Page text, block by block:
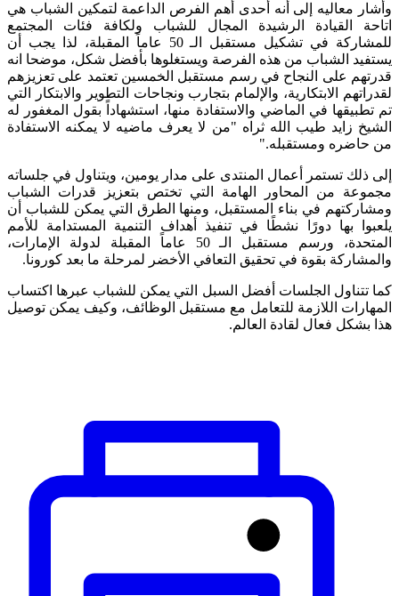
وأشار معاليه إلى أنه أحدى أهم الفرص الداعمة لتمكين الشباب هي
اتاحة القيادة الرشيدة المجال للشباب ولكافة فئات المجتمع
للمشاركة في تشكيل مستقبل الـ 50 عاماً المقبلة، لذا يجب أن
يستفيد الشباب من هذه الفرصة ويستغلوها بأفضل شكل، موضحا انه
قدرتهم على النجاح في رسم مستقبل الخمسين تعتمد على تعزيزهم
لقدراتهم الابتكارية، والإلمام بتجارب ونجاحات التطوير والابتكار التي
تم تطبيقها في الماضي والاستفادة منها، استشهاداً بقول المغفور له
الشيخ زايد طيب الله ثراه "من لا يعرف ماضيه لا يمكنه الاستفادة
من حاضره ومستقبله."
إلى ذلك تستمر أعمال المنتدى على مدار يومين، ويتناول في جلساته
مجموعة من المحاور الهامة التي تختص بتعزيز قدرات الشباب
ومشاركتهم في بناء المستقبل، ومنها الطرق التي يمكن للشباب أن
يلعبوا بها دورًا نشطًا في تنفيذ أهداف التنمية المستدامة للأمم
المتحدة، ورسم مستقبل الـ 50 عاماً المقبلة لدولة الإمارات،
والمشاركة بقوة في تحقيق التعافي الأخضر لمرحلة ما بعد كورونا.
كما تتناول الجلسات أفضل السبل التي يمكن للشباب عبرها اكتساب
المهارات اللازمة للتعامل مع مستقبل الوظائف، وكيف يمكن توصيل
هذا بشكل فعال لقادة العالم.